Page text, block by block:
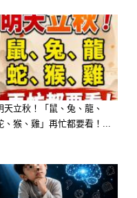
天立秋！「鼠、兔、龍、
、猴、雞」再忙都要看！...